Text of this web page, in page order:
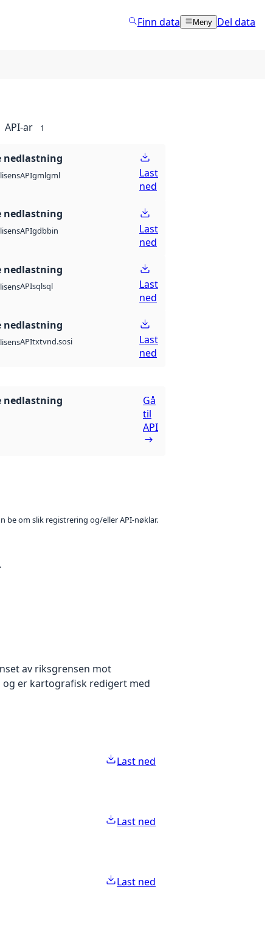
Finn data Meny Del data
API-ar 1
nedlastning
APIgmlgml
Last
ned
nedlastning
APIgdbbin
Last
ned
nedlastning
APIsqlsql
Last
ned
nedlastning
APItxtvnd.sosi
Last
ned
nedlastning
Gå
til
API
be om slik registrering og/eller API-nøklar.
av riksgrensen mot
og er kartografisk redigert med
Last ned
Last ned
Last ned